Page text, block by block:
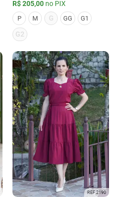
R$ 205,00 no PIX
P M G GG G1
G2
REF 2190